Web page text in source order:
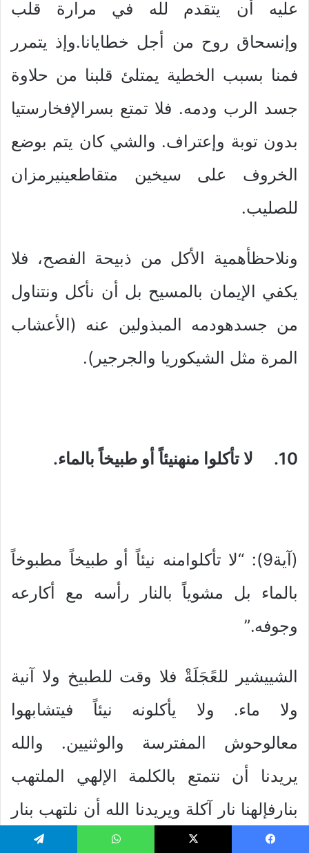
عليه أن يتقدم لله في مرارة قلب
وإنسحاق روح من أجل خطايانا.وإذ يتمرر
فمنا بسبب الخطية يمتلئ قلبنا من حلاوة
جسد الرب ودمه. فلا تمتع بسرالإفخارستيا
بدون توبة وإعتراف. والشي كان يتم بوضع
الخروف على سيخين متقاطعينيرمزان
للصليب.
ونلاحظأهمية الأكل من ذبيحة الفصح، فلا
يكفي الإيمان بالمسيح بل أن نأكل ونتناول
من جسدهودمه المبذولين عنه (الأعشاب
المرة مثل الشيكوريا والجرجير).
10. لا تأكلوا منهنيئاً أو طبيخاً بالماء.
(آية9): “لا تأكلوامنه نيئاً أو طبيخاً مطبوخاً
بالماء بل مشوياً بالنار رأسه مع أكارعه
وجوفه.”
الشييشير للعًجَلَةْ فلا وقت للطبيخ ولا آنية
ولا ماء. ولا يأكلونه نيئاً فيتشابهوا
معالوحوش المفترسة والوثنيين. والله
يريدنا أن نتمتع بالكلمة الإلهي الملتهب
بنارفإلهنا نار آكلة ويريدنا الله أن نلتهب بنار
محبته وناره تحرق أشواك الخطية التيفينا،